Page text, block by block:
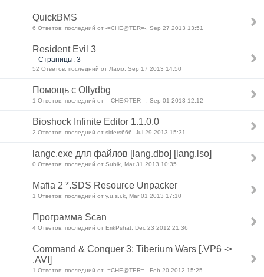
QuickBMS
6 Ответов: последний от -=CHE@TER=-, Sep 27 2013 13:51
Resident Evil 3
Страницы: 3
52 Ответов: последний от Ламо, Sep 17 2013 14:50
Помощь с Ollydbg
1 Ответов: последний от -=CHE@TER=-, Sep 01 2013 12:12
Bioshock Infinite Editor 1.1.0.0
2 Ответов: последний от siders666, Jul 29 2013 15:31
langc.exe для файлов [lang.dbo] [lang.lso]
0 Ответов: последний от Subik, Mar 31 2013 10:35
Mafia 2 *.SDS Resource Unpacker
1 Ответов: последний от y.u.s.i.k, Mar 01 2013 17:10
Программа Scan
4 Ответов: последний от ErikPshat, Dec 23 2012 21:36
Command & Conquer 3: Tiberium Wars [.VP6 ->
.AVI]
1 Ответов: последний от -=CHE@TER=-, Feb 20 2012 15:25